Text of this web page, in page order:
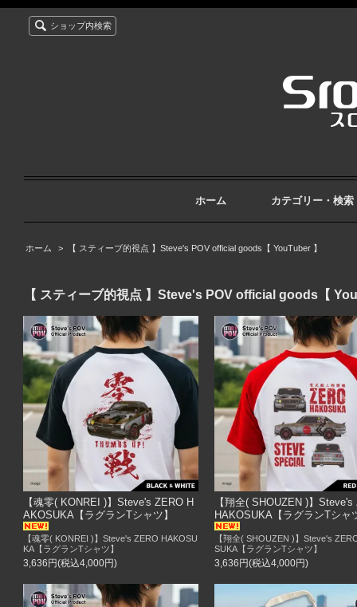
ショップ内検索
ホーム カテゴリー・検索
ホーム > 【 スティーブ的視点 】Steve's POV official goods【 YouTuber 】
【 スティーブ的視点 】Steve's POV official goods【
【魂零( KONREI )】Steve's ZERO H
AKOSUKA【ラグランTシャツ】
【魂零( KONREI )】Steve's ZERO HAKOSU
KA【ラグランTシャツ】
3,636円(税込4,000円)
【翔全( SHOUZEN )】Steve's
HAKOSUKA【ラグランTシャ
【翔全( SHOUZEN )】Steve's
SUKA【ラグランTシャツ】
3,636円(税込4,000円)